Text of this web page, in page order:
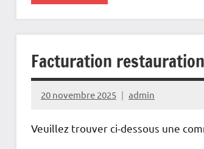
Facturation
20 novembre 2025 admin
Veuillez trouver ci-dessous une